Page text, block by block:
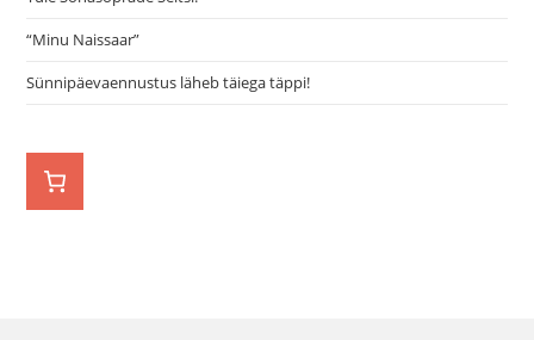
“Minu Naissaar”
Sünnipäevaennustus läheb täiega täppi!